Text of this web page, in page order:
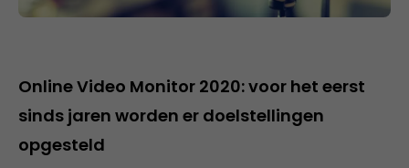
Online Video Monitor 2020: voor het eerst
sinds jaren worden er doelstellingen
opgesteld